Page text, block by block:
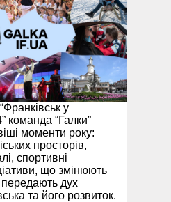
у
команда “Галки”
моменти року:
просторів,
спортивні
що змінюють
передають дух
та його розвиток.